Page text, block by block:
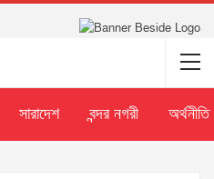
সারাদেশ বন্দর নগরী অর্থনীতি